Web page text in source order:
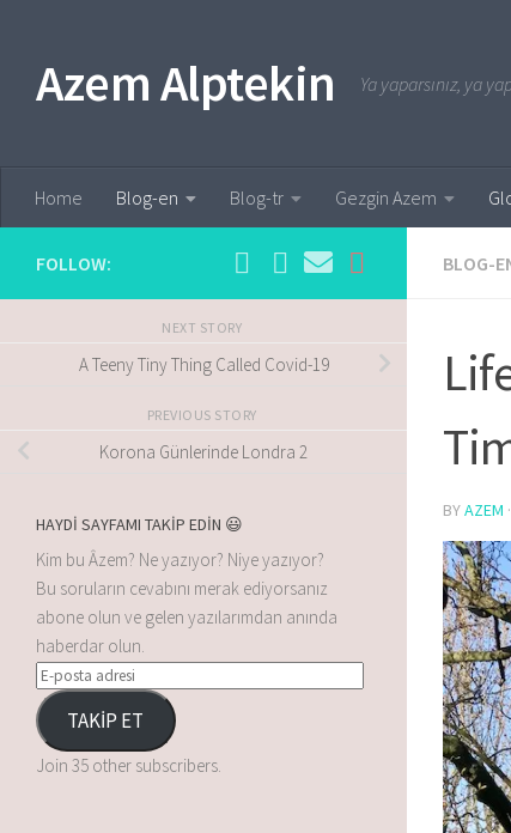
Azem Alptekin Ya yaparsınız, ya
Home Blog-en Blog-tr Gezgin Azem
BLOG-
BYAZEM ·
FOLLOW:
NEXT STORY
A Teeny Tiny Thing Called Covid-19
PREVIOUS STORY
Korona Günlerinde Londra 2
HAYDİ SAYFAMI TAKİP EDİN 😃
Kim bu Âzem? Ne yazıyor? Niye yazıyor?
Bu soruların cevabını merak ediyorsanız
abone olun ve gelen yazılarımdan anında
haberdar olun.
TAKİP ET
Join 35 other subscribers.